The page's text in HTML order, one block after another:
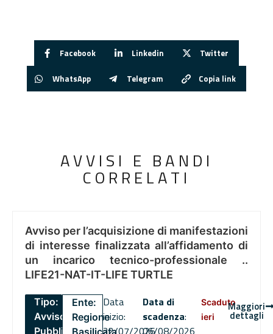
Facebook Linkedin Twitter
WhatsApp Telegram Copia link
AVVISI E BANDI
CORRELATI
Avviso per l’acquisizione di manifestazioni
di interesse finalizzata all’affidamento di
un incarico tecnico-professionale ..
LIFE21-NAT-IT-LIFE TURTLE
Tipo:
Avviso
Pubblico
Ente:
Regione
Data
inizio:
Data di
scadenza:
Scaduto
ieri
Maggiori
dettagli